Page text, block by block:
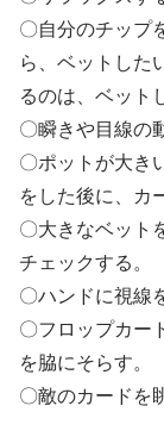
〇自分のチップ
ら、ベットした
るのは、ベット
〇瞬きや目線の
〇ポットが大き
をした後に、カ
〇大きなベット
チェックする。
〇ハンドに視線
〇フロップカー
を脇にそらす。
〇敵のカードを